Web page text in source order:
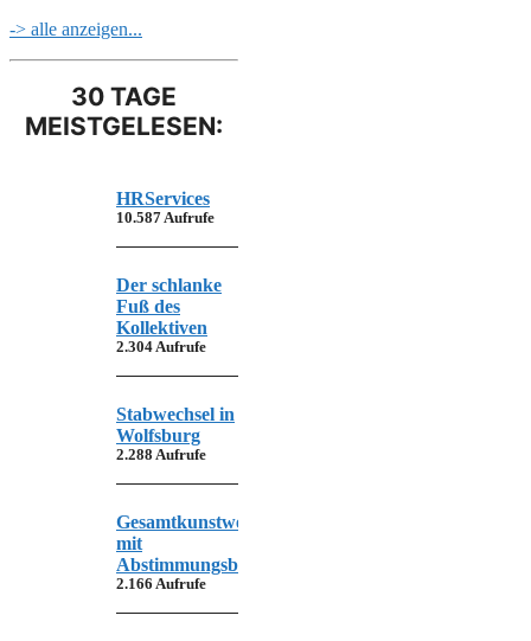
-> alle anzeigen...
30 TAGE
MEISTGELESEN:
HRServices
10.587 Aufrufe
Der schlanke
Fuß des
Kollektiven
2.304 Aufrufe
Stabwechsel in
Wolfsburg
2.288 Aufrufe
Gesamtkunstwerk
mit
Abstimmungsbedarf
2.166 Aufrufe